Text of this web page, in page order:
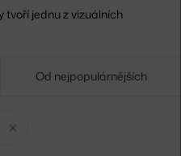
jednu z vizuálních
Od nejpopulárnějších